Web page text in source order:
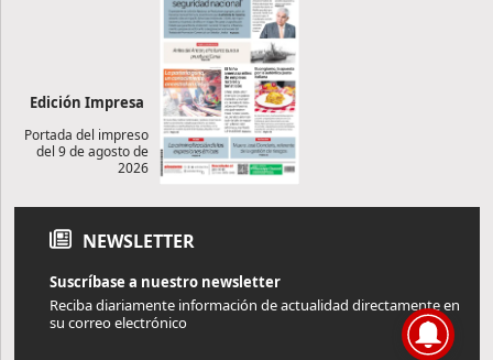
Edición Impresa
Portada del impreso
del 9 de agosto de
2026
NEWSLETTER
Suscríbase a nuestro newsletter
Reciba diariamente información de actualidad directamente en
su correo electrónico